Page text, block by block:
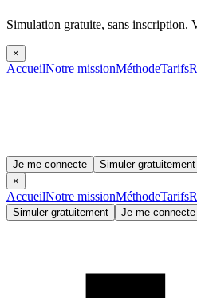
Simulation gratuite, sans inscription.
×
AccueilNotre missionMéthodeTarifs
Je me connecte
Simuler gratuitement
×
AccueilNotre missionMéthodeTarifs
Simuler gratuitement Je me connecte